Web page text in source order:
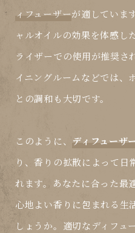
ィフューザーが適していま
ャルオイルの効果を体感し
ライザーでの使用が推奨さ
イニングルームなどでは、
との調和も大切です。
このように、 ディフューザ
り、香りの拡散によって日
れます。あなたに合った最
心地よい香り に包まれる生
しょうか。適切なディフュ